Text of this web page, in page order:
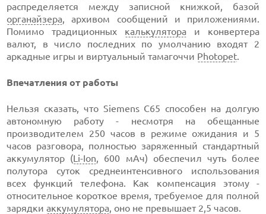
распределяется между записной книжкой, базой
органайзера, архивом сообщений и приложениями.
Помимо традиционных калькулятора и конвертера
валют, в число последних по умолчанию входят 2
аркадные игры и виртуальный тамагоччи Photopet.
Впечатления от работы
Нельзя сказать, что Siemens С65 способен на долгую
автономную работу - несмотря на обещанные
производителем 250 часов в режиме ожидания и 5
часов разговора, полностью заряженный стандартный
аккумулятор (Li-Ion, 600 мАч) обеспечил чуть более
полутора суток среднеинтенсивного использования
всех функций телефона. Как компенсация этому -
относительное короткое время, требуемое для полной
зарядкиаккумулятора, оно не превышает 2,5 часов.